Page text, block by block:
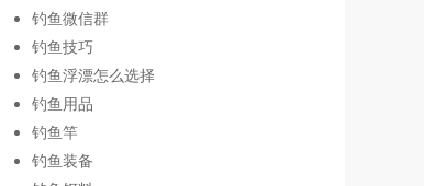
钓鱼微信群
钓鱼技巧
钓鱼浮漂怎么选择
钓鱼用品
钓鱼竿
钓鱼装备